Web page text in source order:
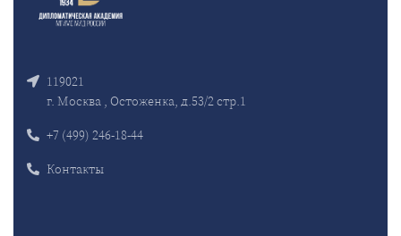
119021
г. Москва , Остоженка, д.53/2 стр.1
+7 (499) 246-18-44
Контакты